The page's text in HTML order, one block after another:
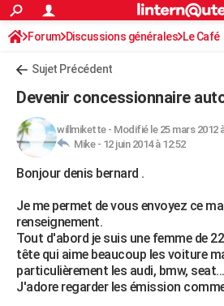
ACTUALITÉS
Politique
Société
Faits Divers
Education
Monde
Villes
+
FINANCE
Retraite
Impôts
Epargne
Immobilier
Risques naturels par ville
Banque
Assurance
Crédit
AUTO
Essais
Réserver un essai
Citadines
Berlines
SUV
Forum auto
+HIGH-TECH
Mobiles
Meilleur smartphone
Internet
Ordinateurs
Jeux vidéo
Guide high-tech
+BRICOLAGE
Forum
Aménagement intérieur
Extérieur
Cuisine
Salle de bains
Jardinage
Rangement
WEEK-END
Guides de France
Escapades
Patrimoine
Expositions
Musées
Week-end nature
+LIFESTYLE
S'inscrire
Connexion
Forum Discussions générales Le Café
Sujet Précédent
Devenir concessionnaire
willmikette- Modifié le 25 mars 2012
Mike - 12 juin 2014 à 12:52
Bonjour denis bernard .
Je me permet de vous envoyez ce
renseignement.
Tout d'abord je suis une femme de
tête qui aime beaucoup les voiture
particulièrement les audi, bmw,
J'adore regarder les émission